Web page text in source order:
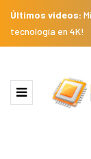
Últimos videos:
tecnología en 4K!